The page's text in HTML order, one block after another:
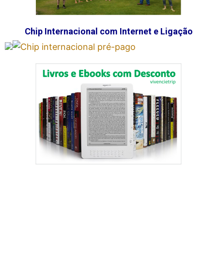
Chip Internacional com Internet e Ligação